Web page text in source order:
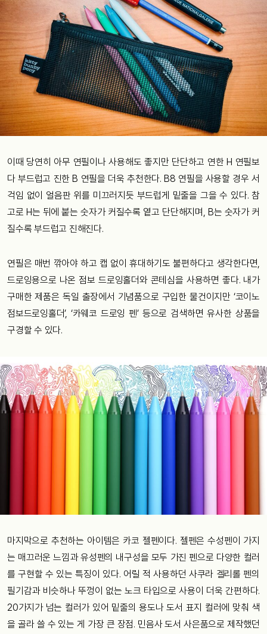
이때 당연히 아무 연필이나 사용해도 좋지만 단단하고 연한 H 연필보
다 부드럽고 진한 B 연필을 더욱 추천한다. B8 연필을 사용할 경우 서
걱임 없이 얼음판 위를 미끄러지듯 부드럽게 밑줄을 그을 수 있다. 참
고로 H는 뒤에 붙는 숫자가 커질수록 옅고 단단해지며, B는 숫자가 커
질수록 부드럽고 진해진다.
연필은 매번 깎아야 하고 캡 없이 휴대하기도 불편하다고 생각한다면,
드로잉용으로 나온 점보 드로잉홀더와 콘테심을 사용하면 좋다. 내가
구매한 제품은 독일 출장에서 기념품으로 구입한 물건이지만 ‘코이노
점보드로잉홀더’, ‘카웨코 드로잉 펜’ 등으로 검색하면 유사한 상품을
구경할 수 있다.
마지막으로 추천하는 아이템은 카코 젤펜이다. 젤펜은 수성펜이 가지
는 매끄러운 느낌과 유성펜의 내구성을 모두 가진 펜으로 다양한 컬러
를 구현할 수 있는 특징이 있다. 어릴 적 사용하던 사쿠라 겔리롤 펜의
필기감과 비슷하나 뚜껑이 없는 노크 타입으로 사용이 더욱 간편하다.
20가지가 넘는 컬러가 있어 밑줄의 용도나 도서 표지 컬러에 맞춰 색
을 골라 쓸 수 있는 게 가장 큰 장점. 민음사 도서 사은품으로 제작했던